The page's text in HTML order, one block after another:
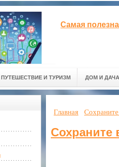
Самая
ПУТЕШЕСТВИЕ И ТУРИЗМ ДОМ И ДАЧА
Главная
Сохраните